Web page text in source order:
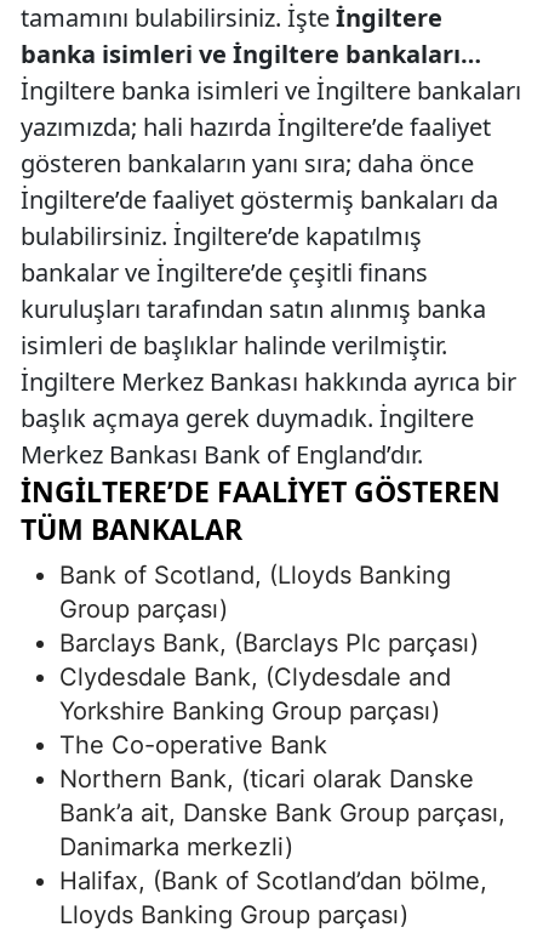
tamamını bulabilirsiniz. İşteİngiltere
banka isimleri ve İngiltere bankaları…
İngiltere banka isimleri ve İngiltere bankaları
yazımızda; hali hazırda İngiltere’de faaliyet
gösteren bankaların yanı sıra; daha önce
İngiltere’de faaliyet göstermiş bankaları da
bulabilirsiniz. İngiltere’de kapatılmış
bankalar ve İngiltere’de çeşitli finans
kuruluşları tarafından satın alınmış banka
isimleri de başlıklar halinde verilmiştir.
İngiltere Merkez Bankası hakkında ayrıca bir
başlık açmaya gerek duymadık. İngiltere
Merkez Bankası Bank of England’dır.
İNGILTERE’DE FAALIYET GÖSTEREN
TÜM BANKALAR
Bank of Scotland, (Lloyds Banking
Group parçası)
Barclays Bank, (Barclays Plc parçası)
Clydesdale Bank, (Clydesdale and
Yorkshire Banking Group parçası)
The Co-operative Bank
Northern Bank, (ticari olarak Danske
Bank’a ait, Danske Bank Group parçası,
Danimarka merkezli)
Halifax, (Bank of Scotland’dan bölme,
Lloyds Banking Group parçası)